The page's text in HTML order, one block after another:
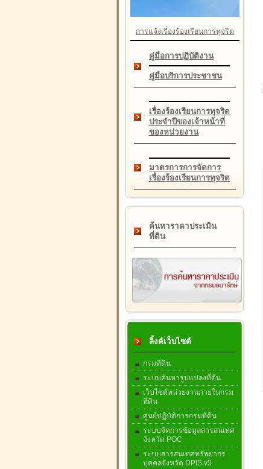
การแจ้งเรื่องร้องเรียนการทุจริต
คู่มือการปฏิบัติงาน
คู่มือบริการประชาชน
เรื่องร้องเรียนการทุจริต
ประจำปีของเจ้าหน้าที่
ของหน่วยงาน
มาตรการการจัดการ
เรื่องร้องเรียนการทุจริต
ค้นหาราคาประเมิน
ที่ดิน
ลิ้งค์เว็บไซต์
กรมที่ดิน
ระบบค้นหารูปแปลงที่ดิน
เว็บไซต์หน่วยงานภายในกรม
ที่ดิน
ศูนย์ปฏิบัติการกรมที่ดิน
ระบบจัดการข้อมูลสารสนเทศ
จังหวัด POC
ระบบสารสนเทศทรัพยากร
บุคคลจังหวัด DPIS v5